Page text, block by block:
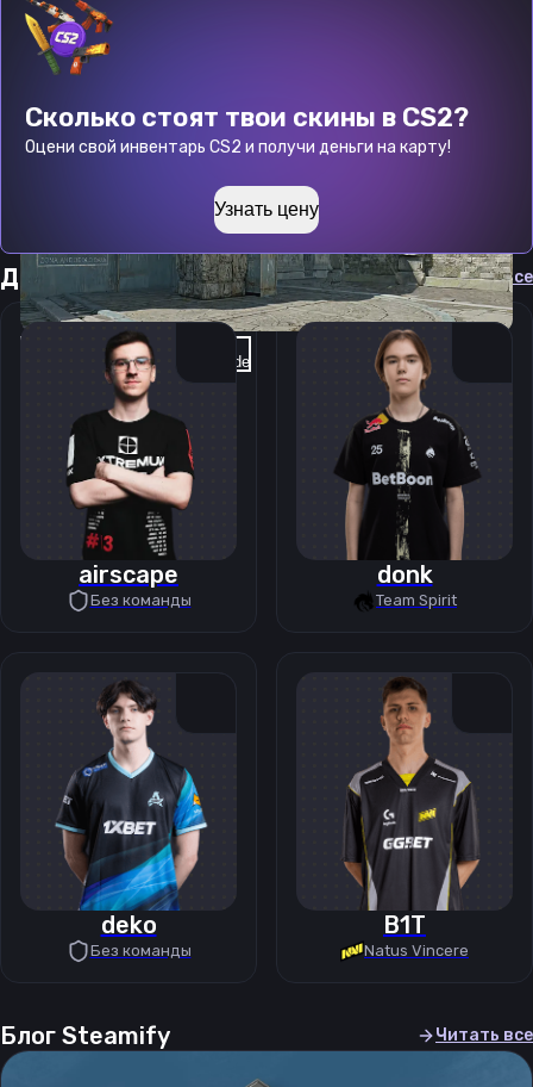
Previous slide Next slide
Сколько стоят твои скины в CS2?
Оцени свой инвентарь CS2 и получи деньги на карту!
Узнать цену
Другие прицелы Cмотреть все
airscape
Без команды
donk
Team Spirit
deko
Без команды
B1T
Natus Vincere
Блог Steamify Читать все